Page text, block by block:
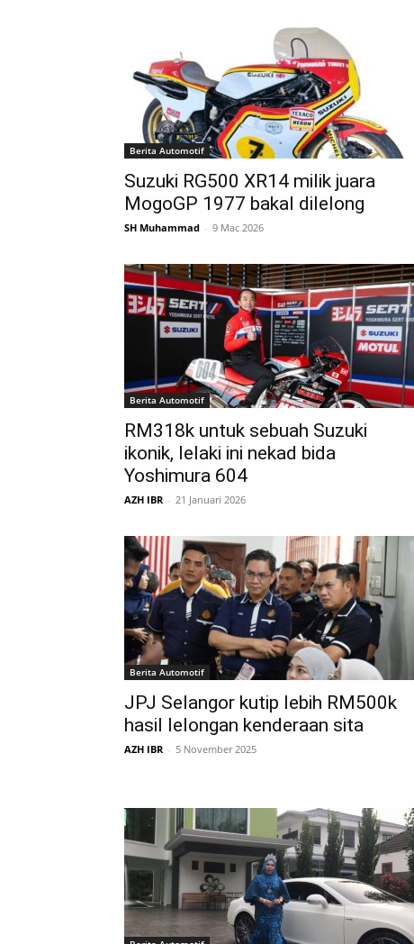
Berita Automotif
Suzuki RG500 XR14 milik juara
MogoGP 1977 bakal dilelong
SH Muhammad - 9 Mac 2026
Berita Automotif
RM318k untuk sebuah Suzuki
ikonik, lelaki ini nekad bida
Yoshimura 604
AZH IBR - 21 Januari 2026
Berita Automotif
JPJ Selangor kutip lebih RM500k
hasil lelongan kenderaan sita
AZH IBR - 5 November 2025